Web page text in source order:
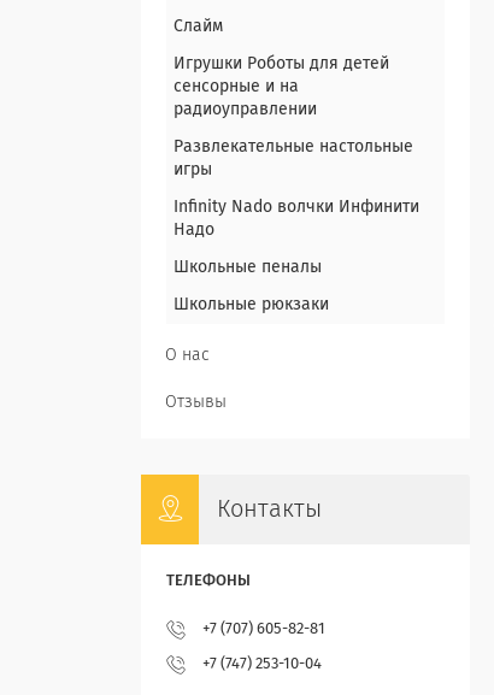
Слайм
Игрушки Роботы для детей
сенсорные и на
радиоуправлении
Развлекательные настольные
игры
Infinity Nado волчки Инфинити
Надо
Школьные пеналы
Школьные рюкзаки
О нас
Отзывы
Контакты
+7 (707) 605-82-81
+7 (747) 253-10-04